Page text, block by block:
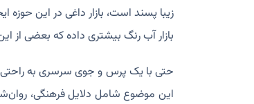
زیبا پسند است، بازار داغی در این
بازار آب رنگ بیشتری داده که بعضی
حتی با یک پرس و جوی سرسری به راحتی
این موضوع شامل دلایل فرهنگی،